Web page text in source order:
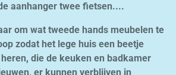
aanhanger twee fietsen....
om wat tweede hands meubelen te
zodat het lege huis een beetje
die de keuken en badkamer
er kunnen verblijven in